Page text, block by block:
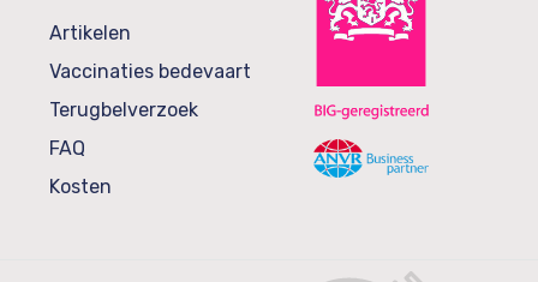
Artikelen
Vaccinaties bedevaart
Terugbelverzoek
FAQ
Kosten